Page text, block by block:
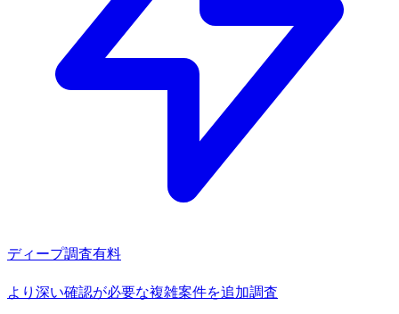
ディープ調査有料
より深い確認が必要な複雑案件を追加調査